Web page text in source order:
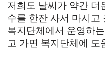
저희도 날씨가 약간 더
수를 한잔 사서 마시고
복지단체에서 운영하
고 가면 복지단체에 도